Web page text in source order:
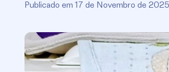
Publicado em 17 de Novembro de